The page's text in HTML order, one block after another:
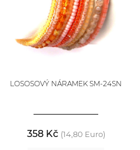
LOSOSOVÝ NÁRAMEK SM-24SN
358 Kč (14,80 Euro)